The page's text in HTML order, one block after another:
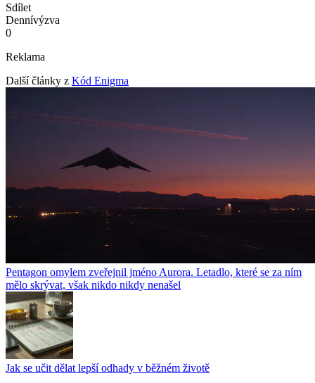
Sdílet
Dennívýzva
0
Reklama
Další články z Kód Enigma
Pentagon omylem zveřejnil jméno Aurora. Letadlo, které se za ním
mělo skrývat, však nikdo nikdy nenašel
Jak se učit dělat lepší odhady v běžném životě